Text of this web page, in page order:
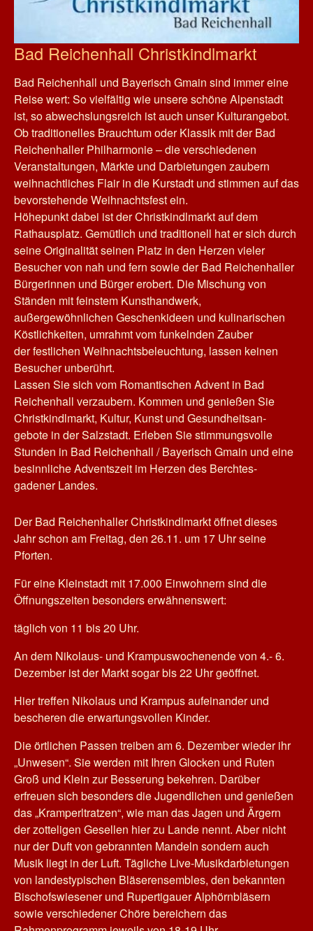
Bad Reichenhall Christkindlmarkt
Bad Reichenhall und Bayerisch Gmain sind immer eine
Reise wert: So vielfältig wie unsere schöne Alpenstadt
ist, so abwechslungsreich ist auch unser Kulturangebot.
Ob traditionelles Brauchtum oder Klassik mit der Bad
Reichenhaller Philharmonie – die verschiedenen
Veranstaltungen, Märkte und Darbietungen zaubern
weihnachtliches Flair in die Kurstadt und stimmen auf das
bevorstehende Weihnachtsfest ein.
Höhepunkt dabei ist der Christkindlmarkt auf dem
Rathausplatz. Gemütlich und traditionell hat er sich durch
seine Originalität seinen Platz in den Herzen vieler
Besucher von nah und fern sowie der Bad Reichenhaller
Bürgerinnen und Bürger erobert. Die Mischung von
Ständen mit feinstem Kunsthandwerk,
außergewöhnlichen Geschenkideen und kulinarischen
Köstlichkeiten, umrahmt vom funkelnden Zauber
der festlichen Weihnachtsbeleuchtung, lassen keinen
Besucher unberührt.
Lassen Sie sich vom Romantischen Advent in Bad
Reichenhall verzaubern. Kommen und genießen Sie
Christkindlmarkt, Kultur, Kunst und Gesundheitsan-
gebote in der Salzstadt. Erleben Sie stimmungsvolle
Stunden in Bad Reichenhall / Bayerisch Gmain und eine
besinnliche Adventszeit im Herzen des Berchtes-
gadener Landes.
Der Bad Reichenhaller Christkindlmarkt öffnet dieses
Jahr schon am Freitag, den 26.11. um 17 Uhr seine
Pforten.
Für eine Kleinstadt mit 17.000 Einwohnern sind die
Öffnungszeiten besonders erwähnenswert:
täglich von 11 bis 20 Uhr.
An dem Nikolaus- und Krampuswochenende von 4.- 6.
Dezember ist der Markt sogar bis 22 Uhr geöffnet.
Hier treffen Nikolaus und Krampus aufeinander und
bescheren die erwartungsvollen Kinder.
Die örtlichen Passen treiben am 6. Dezember wieder ihr
„Unwesen“. Sie werden mit Ihren Glocken und Ruten
Groß und Klein zur Besserung bekehren. Darüber
erfreuen sich besonders die Jugendlichen und genießen
das „Kramperltratzen“, wie man das Jagen und Ärgern
der zotteligen Gesellen hier zu Lande nennt. Aber nicht
nur der Duft von gebrannten Mandeln sondern auch
Musik liegt in der Luft. Tägliche Live-Musikdarbietungen
von landestypischen Bläserensembles, den bekannten
Bischofswiesener und Rupertigauer Alphörnbläsern
sowie verschiedener Chöre bereichern das